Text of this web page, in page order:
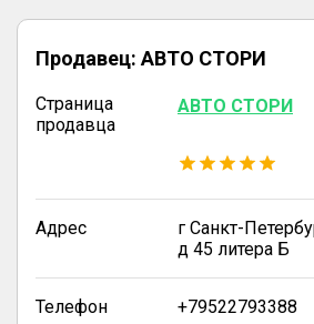
Продавец: АВТО СТОРИ
Страница
продавца
АВТО СТОРИ
Адрес
г Санкт-
д 45 литера Б
Телефон +79522793388